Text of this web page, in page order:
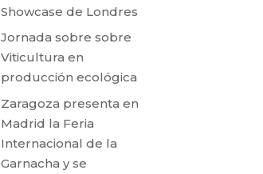
Showcase de Londres
Jornada sobre sobre
Viticultura en
producción ecológica
Zaragoza presenta en
Madrid la Feria
Internacional de la
Garnacha y se